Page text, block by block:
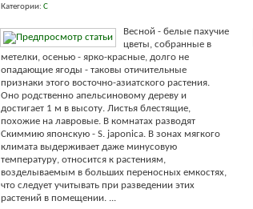
Категории: С
Весной - белые пахучие
цветы, собранные в
метелки, осенью - ярко-красные, долго не
опадающие ягоды - таковы отичительные
признаки этого восточно-азиатского растения.
Оно родственно апельсиновому дереву и
достигает 1 м в высоту. Листья блестящие,
похожие на лавровые. В комнатах разводят
Скиммию японскую - S. japonica. В зонах мягкого
климата выдерживает даже минусовую
температуру, относится к растениям,
возделываемым в больших переносных емкостях,
что следует учитывать при разведении этих
растений в помещении. ...